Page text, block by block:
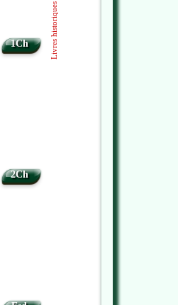
1Ch
2Ch
Livres historiques